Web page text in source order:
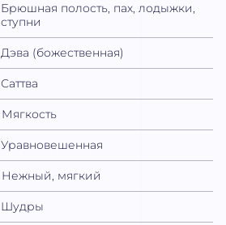
Брюшная полость, пах, лодыжки,
ступни
Дэва (божественная)
Саттва
Мягкость
Уравновешенная
Нежный, мягкий
Шудры